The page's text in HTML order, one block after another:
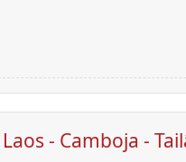
- Camboja -